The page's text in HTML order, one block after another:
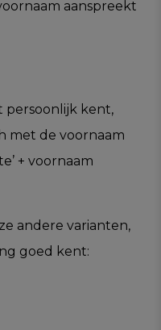
aanspreekt
persoonlijk kent,
met de voornaam
+ voornaam
andere varianten,
goed kent: